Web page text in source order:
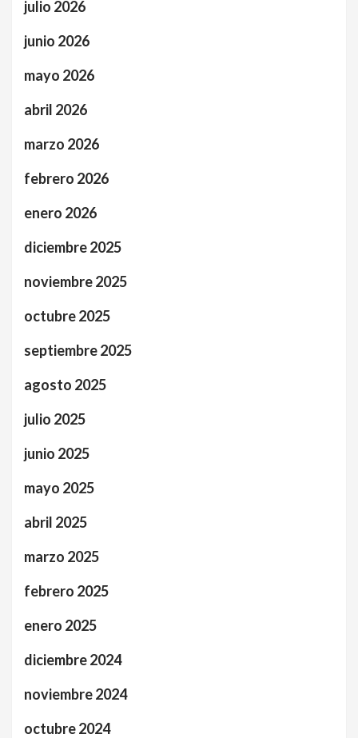
julio 2026
junio 2026
mayo 2026
abril 2026
marzo 2026
febrero 2026
enero 2026
diciembre 2025
noviembre 2025
octubre 2025
septiembre 2025
agosto 2025
julio 2025
junio 2025
mayo 2025
abril 2025
marzo 2025
febrero 2025
enero 2025
diciembre 2024
noviembre 2024
octubre 2024